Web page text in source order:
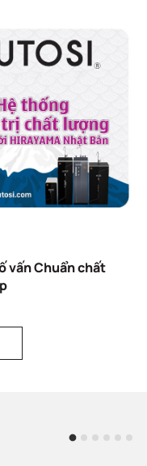
vấn Chuẩn chất